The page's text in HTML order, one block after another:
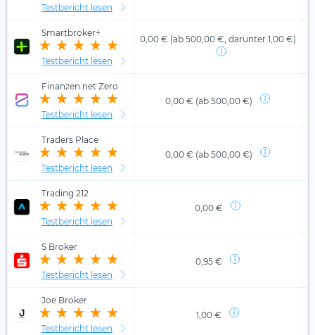
Testbericht lesen
Smartbroker+
Testbericht lesen
0,00 € (ab 500,00 €, darunter 1,00 €)
Finanzen.net Zero
Testbericht lesen
0,00 € (ab 500,00 €)
Traders Place
Testbericht lesen
0,00 € (ab 500,00 €)
Trading 212
Testbericht lesen
0,00 €
S Broker
Testbericht lesen
0,95 €
Joe Broker
Testbericht lesen
1,00 €